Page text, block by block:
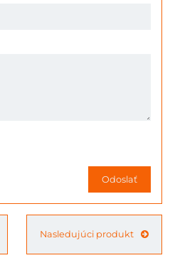
Odoslať
Nasledujúci produkt